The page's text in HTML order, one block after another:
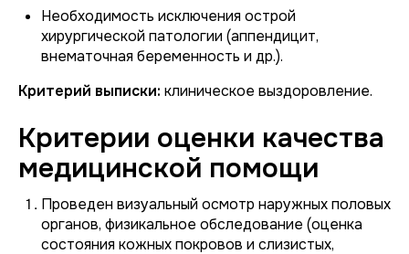
Необходимость исключения острой
хирургической патологии (аппендицит,
внематочная беременность и др.).
Критерий выписки: клиническое выздоровление.
Критерии оценки качества
медицинской помощи
Проведен визуальный осмотр наружных половых
органов, физикальное обследование (оценка
состояния кожных покровов и слизистых,